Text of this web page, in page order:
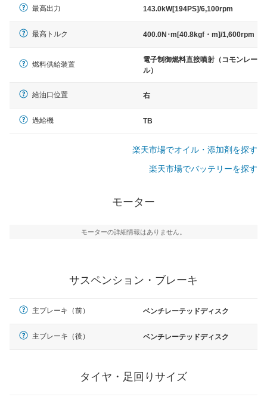
最高出力 143.0kW[194PS]/6,100rpm
最高トルク 400.0N･m[40.8kgf・m]/1,600rpm
燃料供給装置
電子制御燃料直接噴射（コモンレー
ル）
給油口位置 右
過給機 TB
楽天市場でオイル・添加剤を探す
楽天市場でバッテリーを探す
モーター
モーターの詳細情報はありません。
サスペンション・ブレーキ
主ブレーキ（前） ベンチレーテッドディスク
主ブレーキ（後） ベンチレーテッドディスク
タイヤ・足回りサイズ